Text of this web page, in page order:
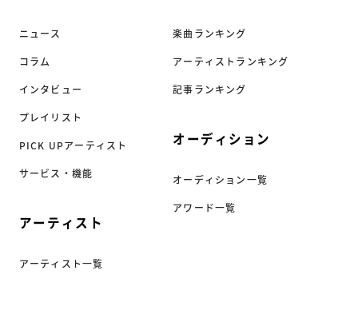
ニュース
コラム
インタビュー
プレイリスト
PICK UPアーティスト
サービス・機能
アーティスト
アーティスト一覧
楽曲ランキング
アーティストランキング
記事ランキング
オーディション
オーディション一覧
アワード一覧